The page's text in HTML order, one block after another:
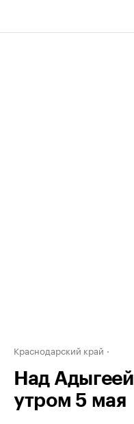
Краснодарский край
Над
утром 5 мая